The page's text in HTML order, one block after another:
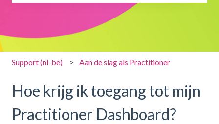
Er zijn geen suggesties want het zoekveld is leeg.
Support (nl-be) Aan de slag als Practitioner
Hoe krijg ik toegang tot mijn
Practitioner Dashboard?